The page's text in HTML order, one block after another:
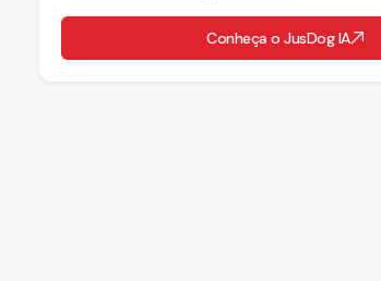
Conheça o JusDog IA